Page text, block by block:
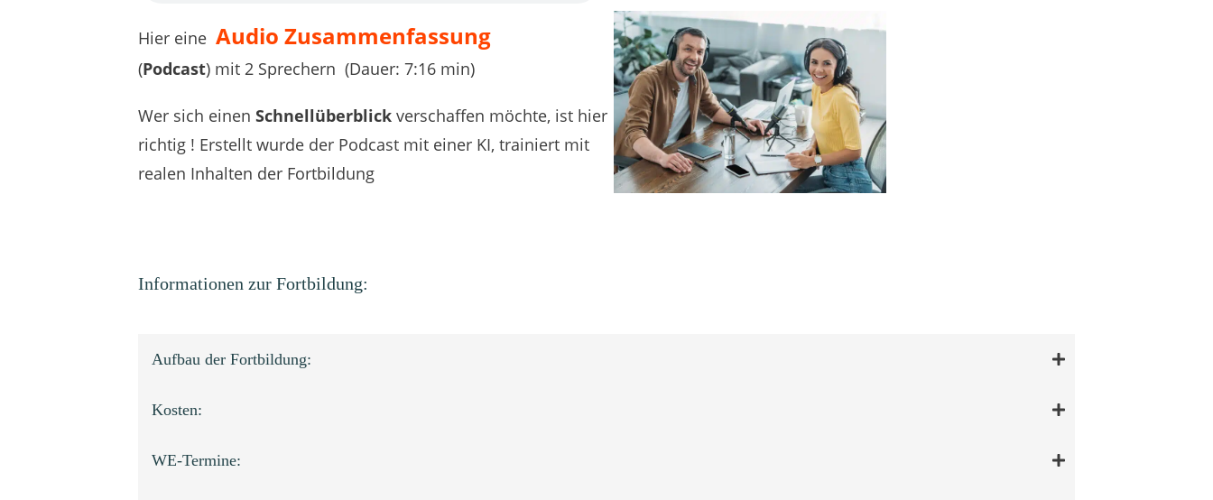
Hier eine Audio Zusammenfassung
(Podcast) mit 2 Sprechern (Dauer: 7:16 min)
Wer sich einen Schnellüberblick verschaffen möchte, ist hier
richtig ! Erstellt wurde der Podcast mit einer KI, trainiert mit
realen Inhalten der Fortbildung
Informationen zur Fortbildung:
Aufbau der Fortbildung:
Kosten:
WE-Termine: